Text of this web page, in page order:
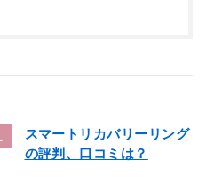
スマートリカバリーリング
の評判、口コミは？